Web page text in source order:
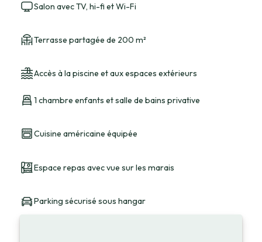
Salon avec TV, hi-fi et Wi-Fi
Terrasse partagée de 200 m²
Accès à la piscine et aux espaces extérieurs
1 chambre enfants et salle de bains privative
Cuisine américaine équipée
Espace repas avec vue sur les marais
Parking sécurisé sous hangar